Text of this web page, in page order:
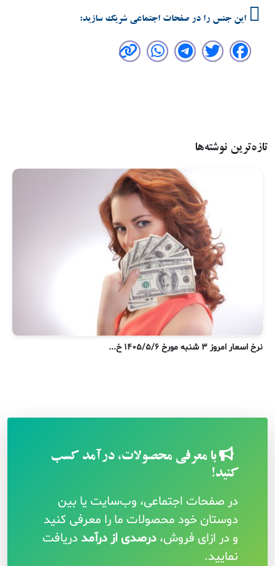
این جنس را در صفحات اجتماعی شریک سازید:
تازه‌ترین نوشته‌ها
نرخ اسعار امروز ۳ شنبه مورخ ۱۴۰۵/۵/۶ خ...
با معرفی محصولات، درآمد کسب
کنید!
در صفحات اجتماعی، وب‌سایت یا بین
دوستان خود محصولات ما را معرفی کنید
و در ازای فروش، درصدی از درآمد دریافت
نمایید.